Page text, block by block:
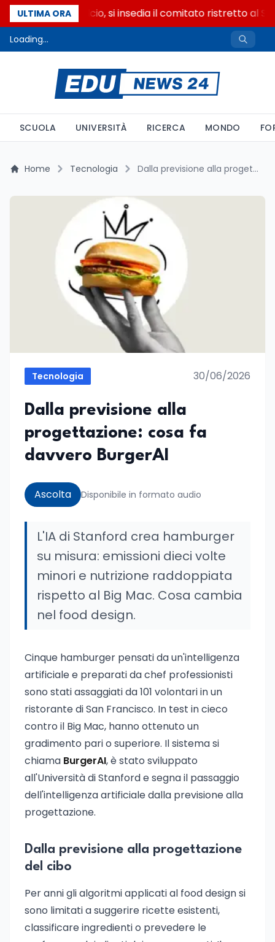
ULTIMA ORA
Riforma del calcio, si insedia il comitato ristretto al
Loading...
SCUOLA UNIVERSITÀ RICERCA MONDO
Home Tecnologia Dalla previsione alla progettazione: cosa fa davvero BurgerAI
Tecnologia 30/06/2026
Dalla previsione alla
progettazione: cosa fa
davvero BurgerAI
Ascolta Disponibile in formato audio
L'IA di Stanford crea hamburger
su misura: emissioni dieci volte
minori e nutrizione raddoppiata
rispetto al Big Mac. Cosa cambia
nel food design.
Cinque hamburger pensati da un'intelligenza
artificiale e preparati da chef professionisti
sono stati assaggiati da 101 volontari in un
ristorante di San Francisco. In test in cieco
contro il Big Mac, hanno ottenuto un
gradimento pari o superiore. Il sistema si
chiama BurgerAI, è stato sviluppato
all'Università di Stanford e segna il passaggio
dell'intelligenza artificiale dalla previsione alla
progettazione.
Dalla previsione alla progettazione
del cibo
Per anni gli algoritmi applicati al food design si
sono limitati a suggerire ricette esistenti,
classificare ingredienti o prevedere le